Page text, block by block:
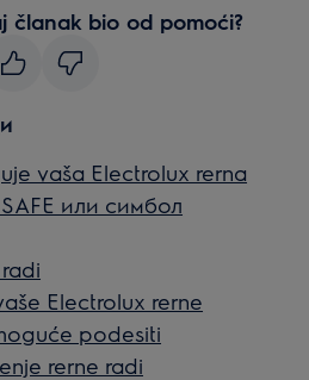
članak bio od pomoći?
vaša Electrolux rerna
или симбол
Electrolux rerne
podesiti
rerne radi